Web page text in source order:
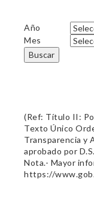
Año
Mes
Buscar
(Ref: Título II:
Texto Único
Transparencia y
aprobado por
Nota.- Mayor
https://